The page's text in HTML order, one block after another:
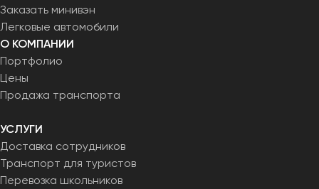
Заказать минивэн
Легковые автомобили
О КОМПАНИИ
Портфолио
Цены
Продажа транспорта
УСЛУГИ
Доставка сотрудников
Транспорт для туристов
Перевозка школьников